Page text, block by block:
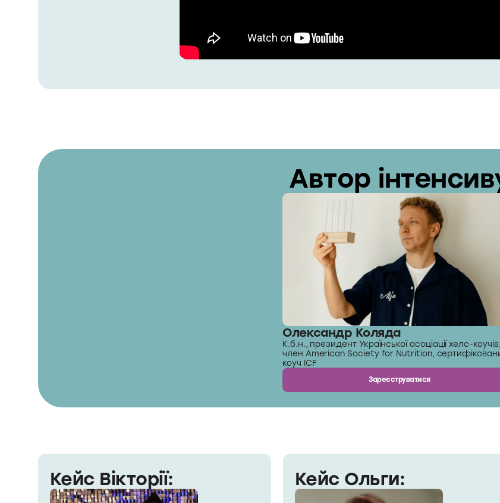
Автор
Олександр Коляда
К.б.н., президент Української асоціації хелс-коучів,
член American Society for Nutrition,
коуч ICF
Зареєструватися
Кейс Вікторії: Кейс Ольги: